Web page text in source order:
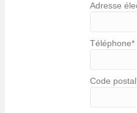
Adresse
Téléphone*
Code postal